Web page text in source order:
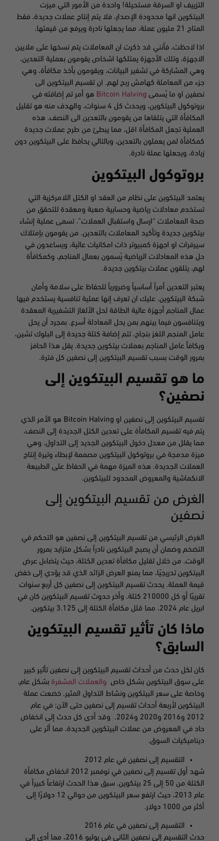
التزييف او السرقة مستحيلة! واحدة من الأمور التي ميزت
البيتكوين انها محدودة الإصدار، فلا يتم إنتاج عملات جديدة، فقط
المتاح 21 مليون عملة، مما يجعلها نادرة ويرفع من قيمتها.
اذا لاحظت، فأنني قد ذكرت ان المعاملات يتم نسخها على ملايين
الاجهزة، وتلك الأجهزة يمتلكها اشخاص يقومون بعملية التعدين،
وهي المشاركة في تشفير البيانات، ويقومون بأخذ مكافأة، وهي
جزء من المعاملة كهامش ربح لهم. ان تقسيم البيتكوين الى
نصفين او ما يُسمى Bitcoin Halving هو أمر تم إضافته في
بروتوكول البيتكوين، ويحدث كل 4 سنوات، والهدف منه هو تقليل
المكافأة التي يتلقاها من يقومون بالتعدين الى النصف. هذه
العملية تجعل المكافأة اقل، مما يبطئ من طرح عملات جديدة
كمكافأة لمن يعملون بالتعدين، وبالتالي يحافظ على البيتكوين دون
زيادة، ويجعلها عملة نادرة.
بروتوكول البيتكوين
يعتمد البيتكوين على نظام من العقد او الكتل اللامركزية التي
تستخدم معادلات رياضية وحسابية صعبة ومعقدة للتحقق من
صحة المعاملات “ارسال واستقبال العملات”. تسمى عملية إنشاء
بيتكوين جديدة وتأكيد المعاملات بالتعدين. من يقومون بإمتلاك
سيرفرات او اجهزة كمبيوتر ذات امكانيات عالية، ويساعدون في
حل هذه المعادلات الرياضية يُسمون بعمال المناجم، وكمكافأة
لهم، يتلقون عملات بيتكوين جديدة.
يعتبر التعدين أمراً أساسياً وضرورياً للحفاظ على سلامة وأمان
شبكة البيتكوين. عليك ان تعرف إنها عملية تنافسية يستخدم فيها
عمال المناجم أجهزة عالية الطاقة لحل الألغاز التشفيرية المعقدة
ويتنافسون فيما بينهم بمن يحل المعادلة أسرع. بمجرد أن يحل
عامل المنجم اللغز بنجاح، تتم إضافة كتلة جديدة إلى البلوك تشين،
ويكافأ عامل المناجم بعملات بيتكوين جديدة. يقل هذا الحافز
بمرور الوقت بسبب تقسيم البيتكوين إلى نصفين كل فترة.
ما هو تقسيم البيتكوين إلى
نصفين؟
تقسيم البيتكوين إلى نصفين او Bitcoin Halving هو الأمر الذي
يتم فيه تقسيم المكافأة على تعدين الكتل الجديدة إلى النصف،
مما يقلل من معدل دخول البيتكوين الجديد إلى التداول. وهي
ميزة مدمجة في بروتوكول البيتكوين مصممة لإبطاء وتيرة إنتاج
العملات الجديدة. هذه الميزة مهمة في الحفاظ على الطبيعة
الانكماشية والمعروض المحدود للبيتكوين.
الغرض من تقسيم البيتكوين إلى
نصفين
الغرض الرئيسي من تقسيم البيتكوين إلى نصفين هو التحكم في
التضخم وضمان أن يصبح البيتكوين نادراً بشكل متزايد بمرور
الوقت. من خلال تقليل مكافأة تعدين الكتلة، حيث يتضاءل عرض
البيتكوين تدريجيًا، مما يمنع العرض الزائد الذي قد يؤدي إلى خفض
قيمة العملة. يحدث تقسيم البيتكوين إلى نصفين كل أربع سنوات
تقريبًا أو كل 210000 كتلة. وأخر حدوث تقسيم البيتكوين كان في
ابريل عام 2024، مما قلل مكافأة الكتلة إلى 3.125 بيتكوين.
ماذا كان تأثير تقسيم البيتكوين
السابق؟
كان لكل حدث من أحداث تقسيم البيتكوين إلى نصفين تأثير كبير
على سوق البيتكوين بشكل خاص والعملات المشفرة بشكل عام،
وخاصة على سعر البيتكوين ونشاط التداول المثير. خضعت عملة
البيتكوين لأربعة أحداث تقسيم إلى نصفين حتى الآن: في عام
2012 و2016 و2020 و2024. وقد أدى كل حدث إلى انخفاض
حاد في المعروض من عملات البيتكوين الجديدة، مما أثر على
ديناميكيات السوق.
التقسيم إلى نصفين في عام 2012
شهد أول تقسيم إلى نصفين في نوفمبر 2012 انخفاض مكافأة
الكتلة من 50 إلى 25 بيتكوين. سبق هذا الحدث ارتفاعاً كبيراً في
عام 2013، حيث ارتفع سعر البيتكوين من حوالي 12 دولارًا إلى
أكثر من 1000 دولار.
التقسيم إلى نصفين في عام 2016
حدث التقسيم إلى نصفين الثاني في يوليو 2016، مما أدى إلى